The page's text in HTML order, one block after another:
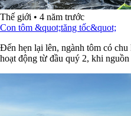
Thế giới • 4 năm trước
Con tôm &quot;tăng tốc&quot;
Đến hẹn lại lên, ngành tôm có
hoạt động từ đầu quý 2, khi nguồn